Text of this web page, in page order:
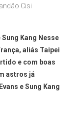
Cisi
Kang Nesse
aliás Taipei
e com boas
astros já
e Sung Kang